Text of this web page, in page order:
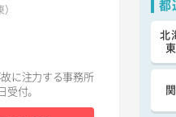
に注力する事務所
受付。
都
北